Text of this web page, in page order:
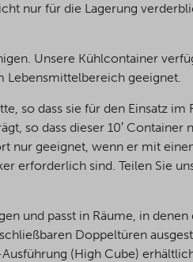
nur für die Lagerung
Unsere Kühlcontainer
Lebensmittelbereich geeignet.
so dass sie für den Einsatz im
so dass dieser 10′ Container
nur geeignet, wenn er mit
erforderlich sind. Teilen Sie
und passt in Räume, in
Doppeltüren
(High Cube)